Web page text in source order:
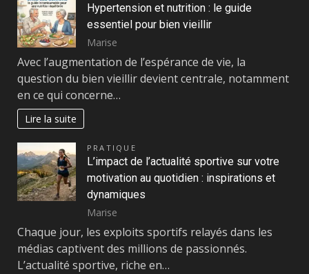
Hypertension et nutrition : le guide
essentiel pour bien vieillir
Marise
Avec l’augmentation de l’espérance de vie, la
question du bien vieillir devient centrale, notamment
en ce qui concerne…
Lire la suite
PRATIQUE
L’impact de l’actualité sportive sur votre
motivation au quotidien : inspirations et
dynamiques
Marise
Chaque jour, les exploits sportifs relayés dans les
médias captivent des millions de passionnés.
L’actualité sportive, riche en…